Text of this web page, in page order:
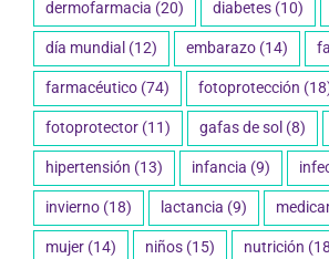
dermofarmacia (20) diabetes (10)
día mundial (12) embarazo (14)
farmacéutico (74) fotoprotección
fotoprotector (11) gafas de sol (8)
hipertensión (13) infancia (9)
invierno (18) lactancia (9)
mujer (14) niños (15) nutrición